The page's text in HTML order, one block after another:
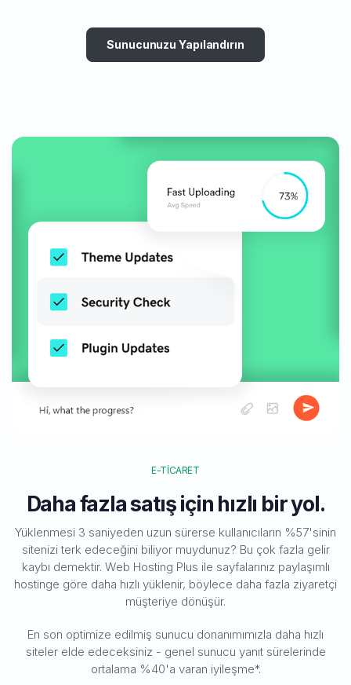
Sunucunuzu Yapılandırın
E-TICARET
Daha fazla satış için hızlı bir yol.
Yüklenmesi 3 saniyeden uzun sürerse kullanıcıların %57'sinin
sitenizi terk edeceğini biliyor muydunuz? Bu çok fazla gelir
kaybı demektir. Web Hosting Plus ile sayfalarınız paylaşımlı
hostinge göre daha hızlı yüklenir, böylece daha fazla ziyaretçi
müşteriye dönüşür.
En son optimize edilmiş sunucu donanımımızla daha hızlı
siteler elde edeceksiniz - genel sunucu yanıt sürelerinde
ortalama %40'a varan iyileşme*.